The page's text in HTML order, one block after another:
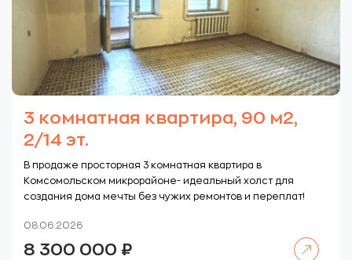
3 комнатная квартира, 90 м2,
2/14 эт.
В продаже просторная 3 комнатная квартира в
Комсомольском микрорайоне- идеальный холст для
создания дома мечты без чужих ремонтов и переплат!
08.06.2026
8 300 000 ₽